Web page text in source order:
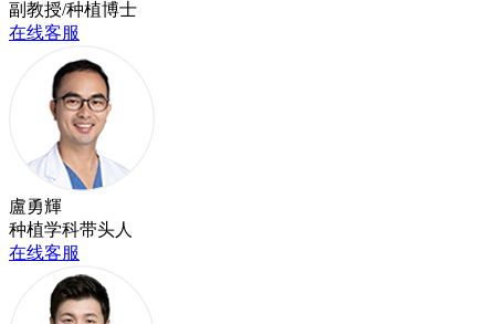
副教授/种植博士
在线客服
盧勇輝
种植学科带头人
在线客服